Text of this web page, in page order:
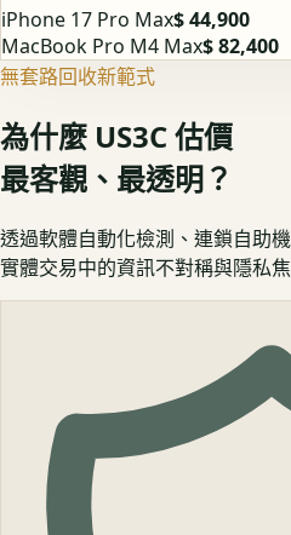
iPhone 17 Pro Max$ 44,900
MacBook Pro M4 Max$ 82,400
無套路回收新範式
為什麼 US3C 估價
最客觀、最透明？
透過軟體自動化檢測、連鎖自助
實體交易中的資訊不對稱與隱私焦